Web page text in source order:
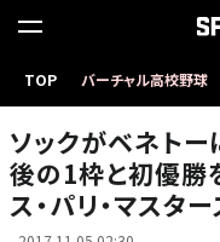
TOP バーチャル高校野球
ベネトーに勝利したソック
ソックがベネトー
後の1枠と初優勝
ス・パリ・マスタ